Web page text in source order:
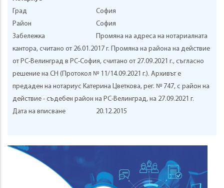
Град
София
Район
София
Забележка
Промяна на адреса на нотариалната
кантора, считано от 26.01.2017 г. Промяна на района на действие
от РС-Велинград в РС-София, считано от 27.09.2021 г., съгласно
решение на СН (Протокол № 11/14.09.2021 г.). Архивът е
предаден на нотариус Катерина Цветкова, рег. № 747, с район на
действие - съдебен район на РС-Велинград, на 27.09.2021 г.
Дата на вписване
20.12.2015